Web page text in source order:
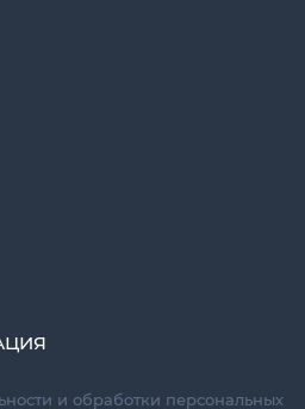
и обработки персональных